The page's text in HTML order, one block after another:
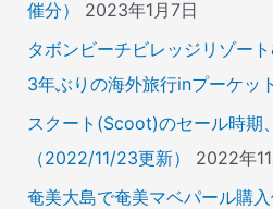
催分）
2023年1月7日
タボンビーチビレッジリゾー
3年ぶりの海外旅行inプーケット
スクート(Scoot)のセール時期
（2022/11/23更新）
2022年
奄美大島で奄美マベパール購